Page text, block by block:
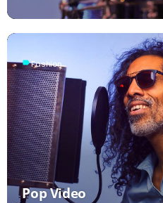
labelFashion
Pop Video